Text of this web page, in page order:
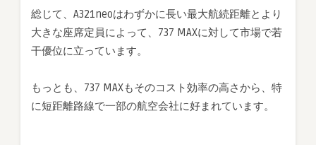
総じて、A321neoはわずかに長い最大航続距離とより
大きな座席定員によって、737 MAXに対して市場で若
干優位に立っています。
もっとも、737 MAXもそのコスト効率の高さから、特
に短距離路線で一部の航空会社に好まれています。